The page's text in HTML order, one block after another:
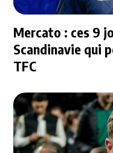
Mercato : ces 9
Scandinavie qui
TFC